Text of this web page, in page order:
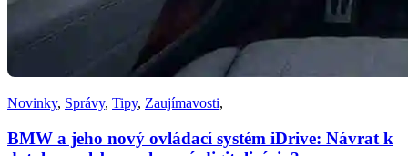
Novinky, Správy, Tipy, Zaujímavosti,
BMW a jeho nový ovládací systém iDrive: Návrat k